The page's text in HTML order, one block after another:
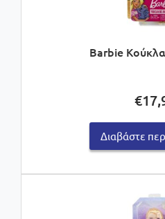
Barbie
€
Διαβάστε